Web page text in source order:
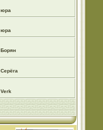
юра
юра
Борян
Серёга
Verk